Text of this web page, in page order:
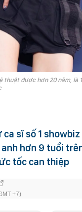
thuật được hơn 20 năm, là
ca sĩ số 1
hơn 9 tuổi
tốc can thiệp
+7)